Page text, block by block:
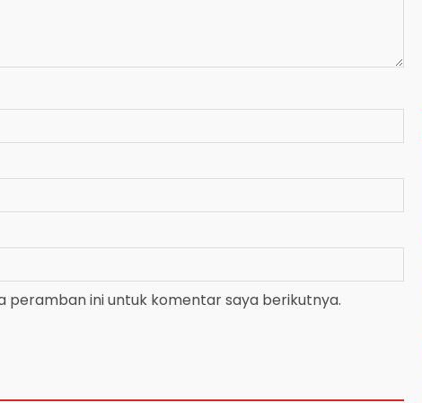
peramban ini untuk komentar saya berikutnya.